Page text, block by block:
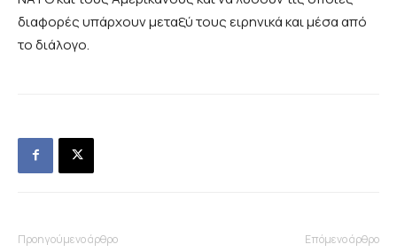
διαφορές υπάρχουν μεταξύ τους ειρηνικά και μέσα από
το διάλογο.
Προηγούμενο άρθρο Επόμενο άρθρο